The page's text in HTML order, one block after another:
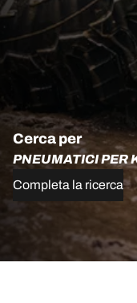
Cerca per
PNEUMATICI PER
Completa la ricerca